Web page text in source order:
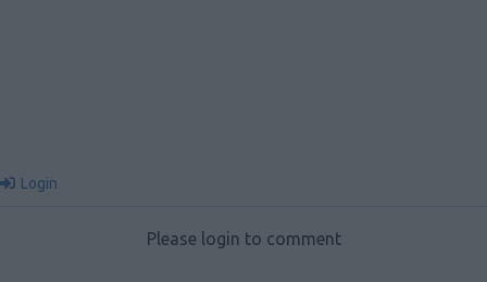
Login
Please login to comment